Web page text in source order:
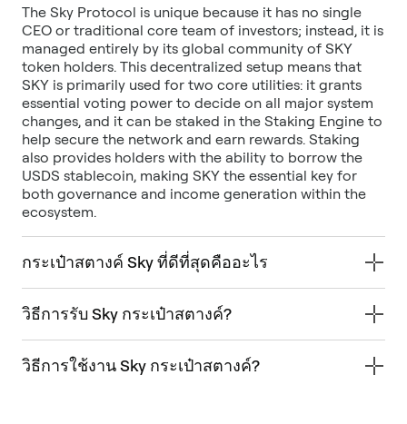
The Sky Protocol is unique because it has no single
CEO or traditional core team of investors; instead, it is
managed entirely by its global community of SKY
token holders. This decentralized setup means that
SKY is primarily used for two core utilities: it grants
essential voting power to decide on all major system
changes, and it can be staked in the Staking Engine to
help secure the network and earn rewards. Staking
also provides holders with the ability to borrow the
USDS stablecoin, making SKY the essential key for
both governance and income generation within the
ecosystem.
กระเป๋าสตางค์ Sky ที่ดีที่สุดคืออะไร
วิธีการรับ Sky กระเป๋าสตางค์?
วิธีการใช้งาน Sky กระเป๋าสตางค์?